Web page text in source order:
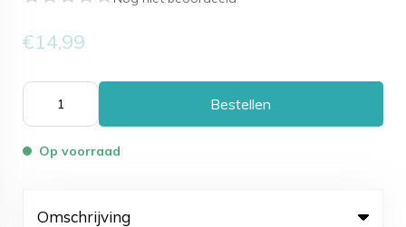
€14,99
Bestellen
Op voorraad
Omschrijving